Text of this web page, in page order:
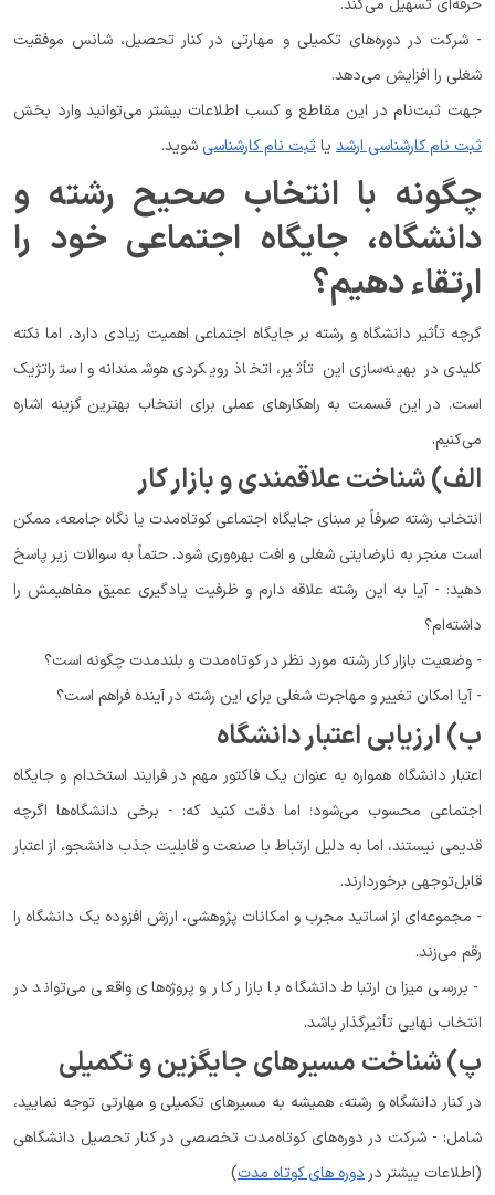
حرفه‌ای تسهیل می‌کند.
- شرکت در دوره‌های تکمیلی و مهارتی در کنار تحصیل، شانس موفقیت
شغلی را افزایش می‌دهد.
جهت ثبت‌نام در این مقاطع و کسب اطلاعات بیشتر می‌توانید وارد بخش
ثبت نام کارشناسی ارشد یاثبت نام کارشناسی شوید.
چگونه با انتخاب صحیح رشته و
دانشگاه، جایگاه اجتماعی خود را
ارتقاء دهیم؟
گرچه تأثیر دانشگاه و رشته بر جایگاه اجتماعی اهمیت زیادی دارد، اما نکته
کلیدی در بهینه‌سازی این تأثیر، اتخاذ رویکردی هوشمندانه و استراتژیک
است. در این قسمت به راهکارهای عملی برای انتخاب بهترین گزینه اشاره
می‌کنیم.
الف) شناخت علاقمندی و بازار کار
انتخاب رشته صرفاً بر مبنای جایگاه اجتماعی کوتاه‌مدت یا نگاه جامعه، ممکن
است منجر به نارضایتی شغلی و افت بهره‌وری شود. حتماً به سوالات زیر پاسخ
دهید: - آیا به این رشته علاقه دارم و ظرفیت یادگیری عمیق مفاهیمش را
داشته‌ام؟
- وضعیت بازار کار رشته مورد نظر در کوتاه‌مدت و بلندمدت چگونه است؟
- آیا امکان تغییر و مهاجرت شغلی برای این رشته در آینده فراهم است؟
ب) ارزیابی اعتبار دانشگاه
اعتبار دانشگاه همواره به عنوان یک فاکتور مهم در فرایند استخدام و جایگاه
اجتماعی محسوب می‌شود؛ اما دقت کنید که: - برخی دانشگاه‌ها اگرچه
قدیمی نیستند، اما به دلیل ارتباط با صنعت و قابلیت جذب دانشجو، از اعتبار
قابل‌توجهی برخوردارند.
- مجموعه‌ای از اساتید مجرب و امکانات پژوهشی، ارزش افزوده یک دانشگاه را
رقم می‌زند.
- بررسی میزان ارتباط دانشگاه با بازار کار و پروژه‌های واقعی می‌تواند در
انتخاب نهایی تأثیرگذار باشد.
پ) شناخت مسیرهای جایگزین و تکمیلی
در کنار دانشگاه و رشته، همیشه به مسیرهای تکمیلی و مهارتی توجه نمایید،
شامل: - شرکت در دوره‌های کوتاه‌مدت تخصصی در کنار تحصیل دانشگاهی
(اطلاعات بیشتر دردوره های کوتاه مدت)